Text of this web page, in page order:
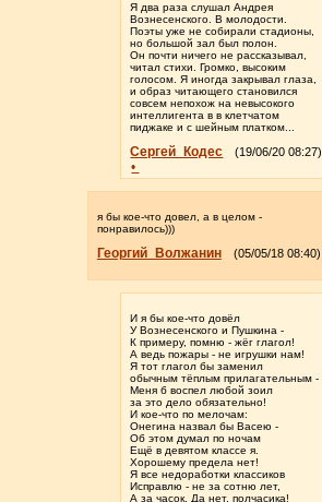
Я два раза слушал Андрея
Вознесенского. В молодости.
Поэты уже не собирали стадионы,
но большой зал был полон.
Он почти ничего не рассказывал,
читал стихи. Громко, высоким
голосом. Я иногда закрывал глаза,
и образ читающего становился
совсем непохож на невысокого
интеллигента в в клетчатом
пиджаке и с шейным платком...
Сергей_Кодес (19/06/20 08:27)
•
я бы кое-что довел, а в целом -
понравилось)))
Георгий_Волжанин (05/05/18 08:40)
И я бы кое-что довёл
У Вознесенского и Пушкина -
К примеру, помню - жёг глагол!
А ведь пожары - не игрушки нам!
Я тот глагол бы заменил
обычным тёплым прилагательным -
Меня б воспел любой зоил
за это дело обязательно!
И кое-что по мелочам:
Онегина назвал бы Васею -
Об этом думал по ночам
Ещё в девятом классе я.
Хорошему предела нет!
Я все недоработки классиков
Исправлю - не за сотню лет,
А за часок. Да нет, полчасика!